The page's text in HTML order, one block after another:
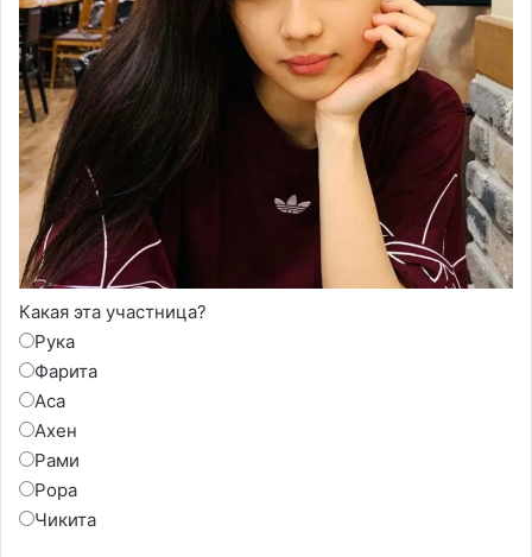
Какая эта участница?
Рука
Фарита
Аса
Ахен
Рами
Рора
Чикита